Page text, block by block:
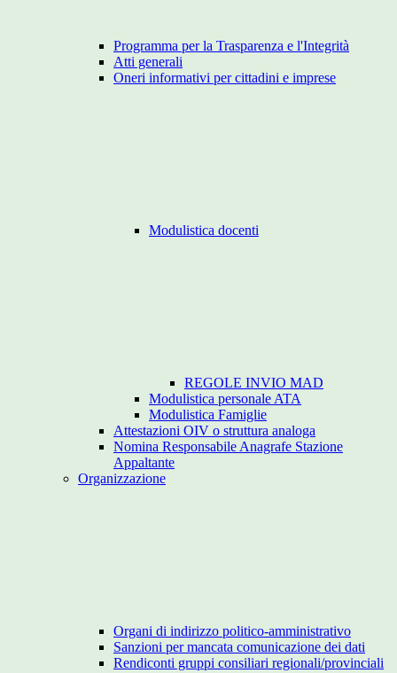
Programma per la Trasparenza e l'Integrità
Atti generali
Oneri informativi per cittadini e imprese
Modulistica docenti
REGOLE INVIO MAD
Modulistica personale ATA
Modulistica Famiglie
Attestazioni OIV o struttura analoga
Nomina Responsabile Anagrafe Stazione
Appaltante
Organizzazione
Organi di indirizzo politico-amministrativo
Sanzioni per mancata comunicazione dei dati
Rendiconti gruppi consiliari regionali/provinciali